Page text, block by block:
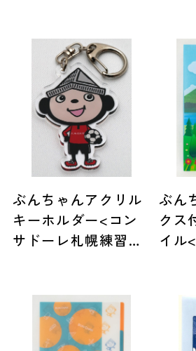
ぶんちゃんアクリル
キーホルダー<コン
サドーレ札幌練習着
ぶん
クス
イル